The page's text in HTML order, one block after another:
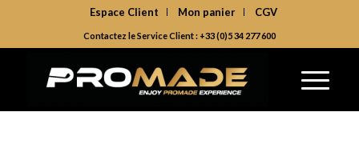
Espace Client Mon panier CGV
Contactez le Service Client : +33 (0)5 34 277 600